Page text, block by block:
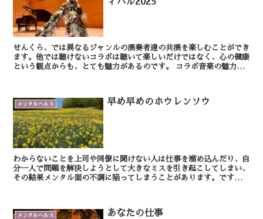
ィバル2025
せんくら、では異なるジャンルの演奏者達の共演を楽しむことができ
ます。他では聴けないコラボは聴いて楽しいだけではなく、心の健康
という観点からも、とても魅力があるのです。 コラボ音楽の魅力
メンタルヘルス 早め早めのホウレンソウ
わからないことを上司や同僚に聞けない人は仕事を溜め込んだり、自
分一人で問題を解決しようとして大きなミスを引き起こしてしまい、
その結果メンタル面の不調に陥ってしまうことがあります。ですか
メンタルヘルス あなたの仕事